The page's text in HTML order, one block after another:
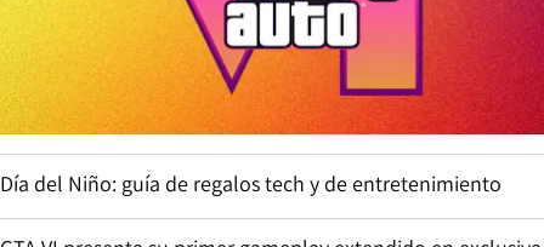
Día del Niño: guía de regalos tech y de entretenimiento